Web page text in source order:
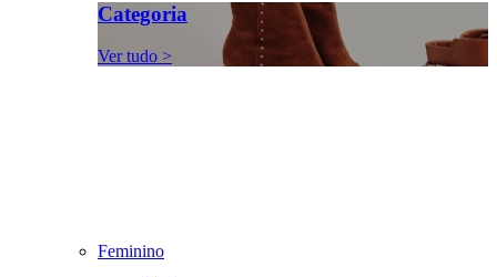
Categoria
Ver tudo >
Feminino